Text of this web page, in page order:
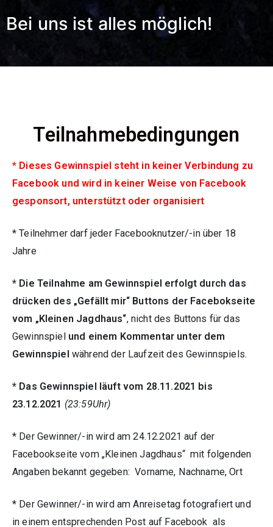
Bei uns ist alles möglich!
Teilnahmebedingungen
* Dieses Gewinnspiel steht in keiner Verbindung zu
Facebook und wird in keiner Weise von Facebook
gesponsort, unterstützt oder organisiert
* Teilnehmer darf jeder Facebooknutzer/-in über 18
Jahre
* Die Teilnahme am Gewinnspiel erfolgt durch das
drücken des „Gefällt mir“ Buttons der Facebokseite
vom „Kleinen Jagdhaus“, nicht des Buttons für das
Gewinnspiel und einem Kommentar unter dem
Gewinnspiel während der Laufzeit des Gewinnspiels.
* Das Gewinnspiel läuft vom 28.11.2021 bis
23.12.2021 (23:59Uhr)
* Der Gewinner/-in wird am 24.12.2021 auf der
Facebookseite vom „Kleinen Jagdhaus“ mit folgenden
Angaben bekannt gegeben:Vorname, Nachname, Ort
* Der Gewinner/-in wird am Anreisetag fotografiert und
in einem entsprechenden Post auf Facebook als